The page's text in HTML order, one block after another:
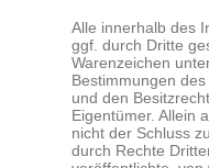
Alle innerhalb des
ggf. durch Dritte
Warenzeichen
Bestimmungen
und den
Eigentümer. Allein
nicht der Schluss
durch Rechte